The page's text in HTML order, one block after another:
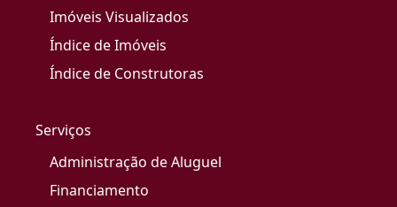
Imóveis Visualizados
Índice de Imóveis
Índice de Construtoras
Serviços
Administração de Aluguel
Financiamento